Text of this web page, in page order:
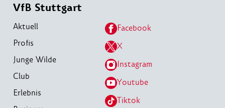
VfB Stuttgart
Aktuell
Profis
Junge Wilde
Club
Erlebnis
Facebook
X
Instagram
Youtube
Tiktok